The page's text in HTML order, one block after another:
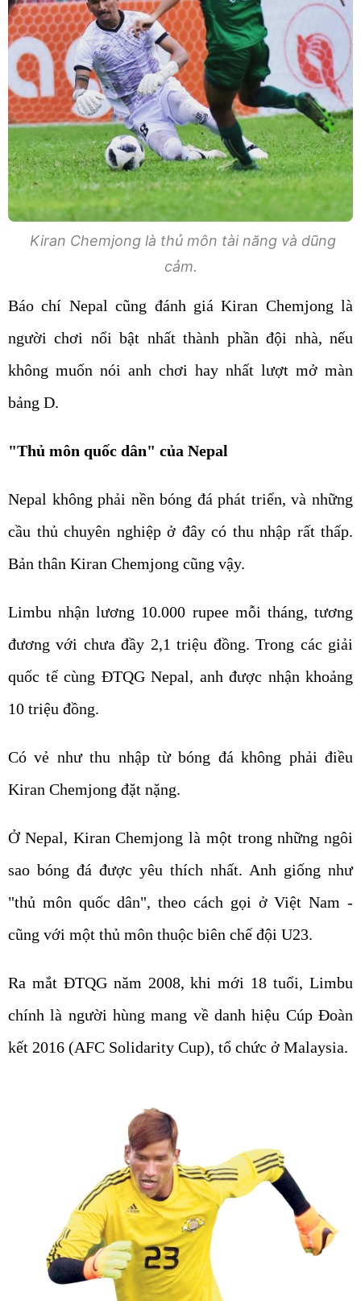
Kiran Chemjong là thủ môn tài năng và dũng
cảm.
Báo chí Nepal cũng đánh giá Kiran Chemjong là
người chơi nổi bật nhất thành phần đội nhà, nếu
không muốn nói anh chơi hay nhất lượt mở màn
bảng D.
"Thủ môn quốc dân" của Nepal
Nepal không phải nền bóng đá phát triển, và những
cầu thủ chuyên nghiệp ở đây có thu nhập rất thấp.
Bản thân Kiran Chemjong cũng vậy.
Limbu nhận lương 10.000 rupee mỗi tháng, tương
đương với chưa đầy 2,1 triệu đồng. Trong các giải
quốc tế cùng ĐTQG Nepal, anh được nhận khoảng
10 triệu đồng.
Có vẻ như thu nhập từ bóng đá không phải điều
Kiran Chemjong đặt nặng.
Ở Nepal, Kiran Chemjong là một trong những ngôi
sao bóng đá được yêu thích nhất. Anh giống như
"thủ môn quốc dân", theo cách gọi ở Việt Nam -
cũng với một thủ môn thuộc biên chế đội U23.
Ra mắt ĐTQG năm 2008, khi mới 18 tuổi, Limbu
chính là người hùng mang về danh hiệu Cúp Đoàn
kết 2016 (AFC Solidarity Cup), tổ chức ở Malaysia.